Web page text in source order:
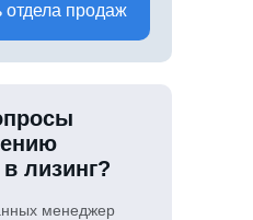
лизинг?
менеджер
отдела продаж